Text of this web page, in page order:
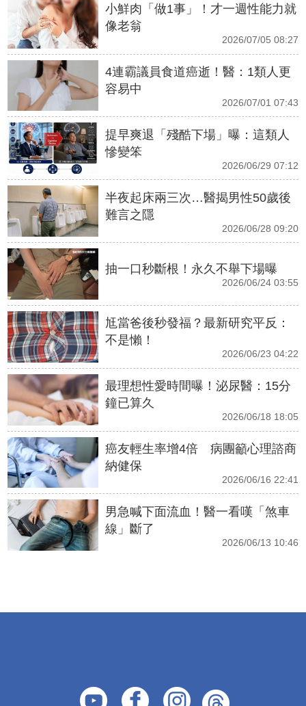
小鮮肉「做1事」！才一週性能力就
像老翁
2026/07/05 08:27
4連霸議員食道癌逝！醫：1類人更
容易中
2026/07/01 07:43
提早爽退「殘酷下場」曝：這類人
慘變笨
2026/06/29 07:12
半夜起床兩三次…醫揭男性50歲後
難言之隱
2026/06/28 09:20
抽一口秒斷根！永久不舉下場曝
2026/06/24 03:55
尪當爸後秒發福？最新研究平反：
不是懶！
2026/06/23 04:22
最理想性愛時間曝！泌尿醫：15分
鐘已算久
2026/06/18 18:05
癌友輕生率增4倍 病團籲心理諮商
納健保
2026/06/16 22:41
男急喊下面流血！醫一看嘆「煞車
線」斷了
2026/06/13 10:46